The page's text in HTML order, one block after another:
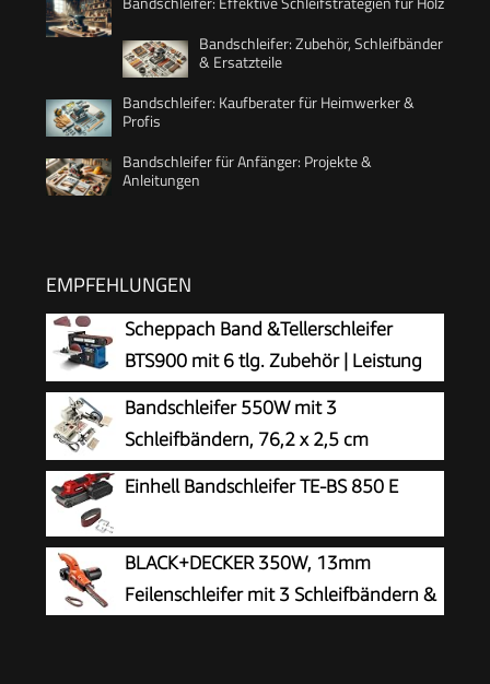
Bandschleifer: Zubehör, Schleifbänder
& Ersatzteile
Bandschleifer: Kaufberater für Heimwerker &
Profis
Bandschleifer für Anfänger: Projekte &
Anleitungen
EMPFEHLUNGEN
Scheppach Band &Tellerschleifer
BTS900 mit 6 tlg. Zubehör | Leistung
370W | Schleifteller-Ø 150mm |
Schleifbandlänge/-breite 915x100mm |
Tischneigung 0°–45° | Gussmaterial-
Konstruktion & Absaugadapter
Bandschleifer 550W mit 3
Schleifbändern, 76,2 x 2,5 cm
kompatible Bänder, Körnung
100/180/240, Metall Holz Messer
Schleifmaschine, Modell JLD10-8
Einhell Bandschleifer TE-BS 850 E
BLACK+DECKER 350W, 13mm
Feilenschleifer mit 3 Schleifbändern &